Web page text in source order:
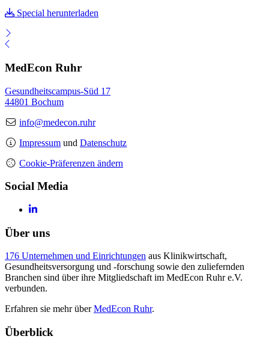
Special herunterladen
MedEcon Ruhr
Gesundheitscampus-Süd 17
44801 Bochum
info@medecon.ruhr
Impressum und Datenschutz
Cookie-Präferenzen ändern
Social Media
Über uns
176 Unternehmen und Einrichtungen aus Klinikwirtschaft,
Gesundheitsversorgung und -forschung sowie den zuliefernden
Branchen sind über ihre Mitgliedschaft im MedEcon Ruhr e.V.
verbunden.
Erfahren sie mehr überMedEcon Ruhr.
Überblick